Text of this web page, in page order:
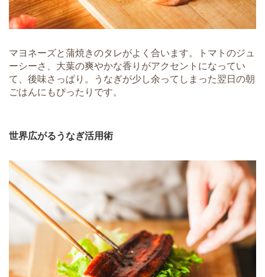
マヨネーズと蒲焼きのタレがよく合います。トマトのジュ
ーシーさ、大葉の爽やかな香りがアクセントになってい
て、後味さっぱり。うなぎが少し余ってしまった翌日の朝
ごはんにもぴったりです。
世界広がるうなぎ活用術